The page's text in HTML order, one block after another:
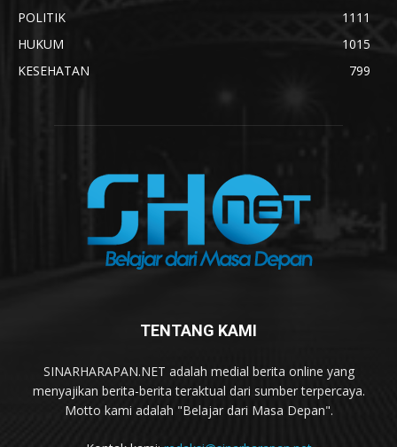
POLITIK
1111
HUKUM
1015
KESEHATAN
799
TENTANG KAMI
SINARHARAPAN.NET adalah medial berita online yang
menyajikan berita-berita teraktual dari sumber terpercaya.
Motto kami adalah "Belajar dari Masa Depan".